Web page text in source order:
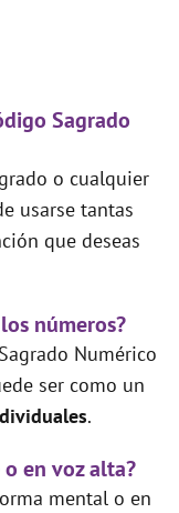
Sagrado
o cualquier
usarse tantas
que deseas
números?
Numérico
ser como un
.
en voz alta?
mental o en